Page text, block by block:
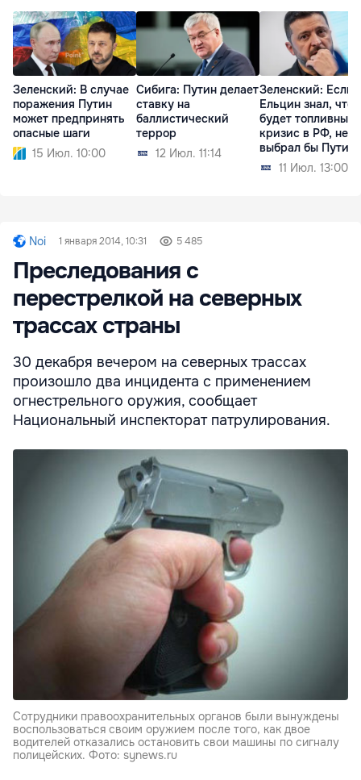
Зеленский: В случае
поражения Путин
может предпринять
опасные шаги
15 Июл. 10:00
Сибига: Путин делает
ставку на
баллистический
террор
12 Июл. 11:14
Зеленский: Если
Ельцин знал, что
будет топливный
кризис в РФ, не
выбрал бы Путина
11 Июл. 13:00
Noi 1 января 2014, 10:31 5 485
Преследования с
перестрелкой на северных
трассах страны
30 декабря вечером на северных трассах
произошло два инцидента с применением
огнестрельного оружия, сообщает
Национальный инспекторат патрулирования.
Сотрудники правоохранительных органов были вынуждены
воспользоваться своим оружием после того, как двое
водителей отказались остановить свои машины по сигналу
полицейских. Фото: synews.ru